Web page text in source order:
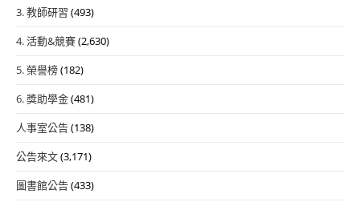
3. 教師研習 (493)
4. 活動&競賽(2,630)
5. 榮譽榜(182)
6. 獎助學金(481)
人事室公告(138)
公告來文(3,171)
圖書館公告(433)